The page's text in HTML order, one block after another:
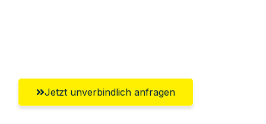
Jetzt unverbindlich anfragen